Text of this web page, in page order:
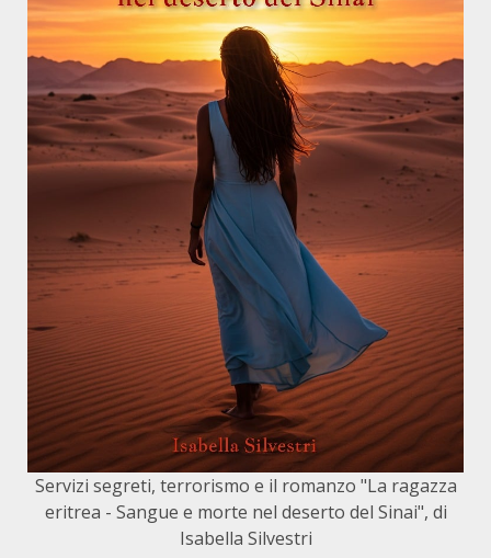
Servizi segreti, terrorismo e il romanzo "La ragazza
eritrea - Sangue e morte nel deserto del Sinai", di
Isabella Silvestri